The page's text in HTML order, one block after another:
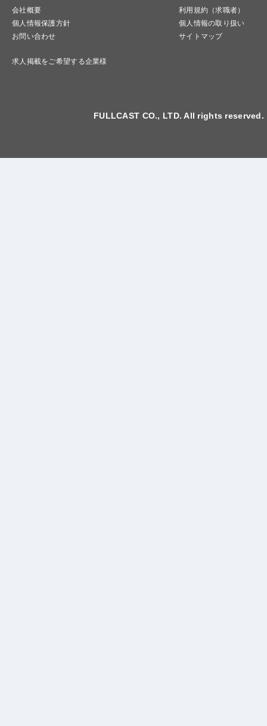
会社概要
利用規約（求職者）
個人情報保護方針
個人情報の取り扱い
お問い合わせ
サイトマップ
求人掲載をご希望する企業様
FULLCAST CO., LTD. All rights reserved.